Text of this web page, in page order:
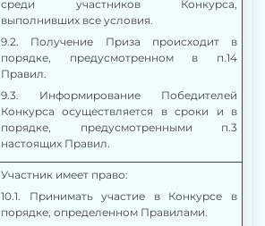
среди участников Конкурса,
выполнивших все условия.
9.2. Получение Приза происходит в
порядке, предусмотренном в п.14
Правил.
9.3. Информирование Победителей
Конкурса осуществляется в сроки и в
порядке, предусмотренными п.3
настоящих Правил.
Участник имеет право:
10.1. Принимать участие в Конкурсе в
порядке, определенном Правилами.